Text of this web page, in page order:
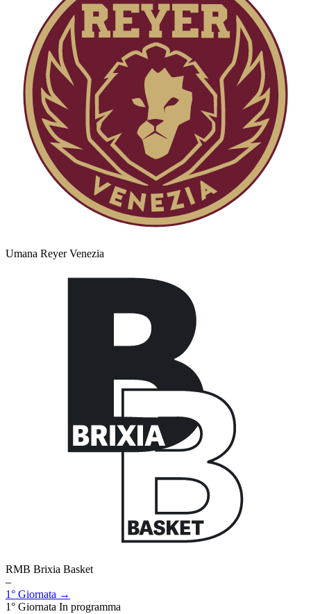
Umana Reyer Venezia
RMB Brixia Basket
–
1° Giornata →
1° Giornata In programma